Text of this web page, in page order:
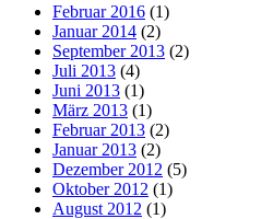
Februar 2016 (1)
Januar 2014 (2)
September 2013 (2)
Juli 2013 (4)
Juni 2013 (1)
März 2013 (1)
Februar 2013 (2)
Januar 2013 (2)
Dezember 2012 (5)
Oktober 2012 (1)
August 2012 (1)